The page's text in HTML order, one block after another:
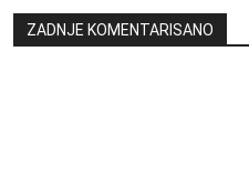
ZADNJE KOMENTARISANO